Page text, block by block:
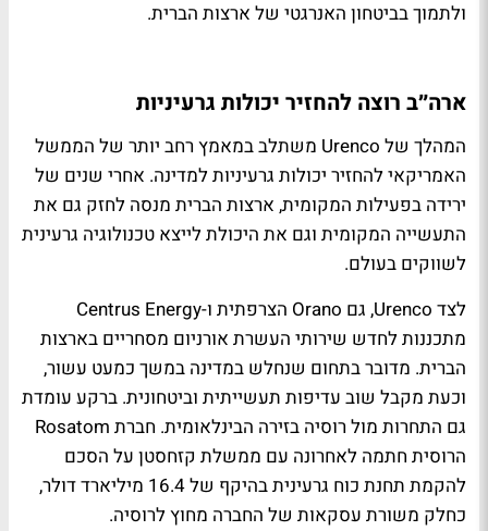
ולתמוך בביטחון האנרגטי של ארצות הברית.
ארה״ב רוצה להחזיר יכולות גרעיניות
המהלך של Urenco משתלב במאמץ רחב יותר של הממשל
האמריקאי להחזיר יכולות גרעיניות למדינה. אחרי שנים של
ירידה בפעילות המקומית, ארצות הברית מנסה לחזק גם את
התעשייה המקומית וגם את היכולת לייצא טכנולוגיה גרעינית
לשווקים בעולם.
לצד Urenco, גם Orano הצרפתית ו-Centrus Energy
מתכננות לחדש שירותי העשרת אורניום מסחריים בארצות
הברית. מדובר בתחום שנחלש במדינה במשך כמעט עשור,
וכעת מקבל שוב עדיפות תעשייתית וביטחונית. ברקע עומדת
גם התחרות מול רוסיה בזירה הבינלאומית. חברת Rosatom
הרוסית חתמה לאחרונה עם ממשלת קזחסטן על הסכם
להקמת תחנת כוח גרעינית בהיקף של 16.4 מיליארד דולר,
כחלק משורת עסקאות של החברה מחוץ לרוסיה.